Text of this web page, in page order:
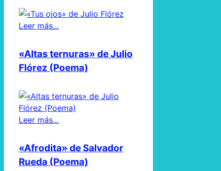
Leer más...
«Altas ternuras» de Julio
Flórez (Poema)
Leer más...
«Afrodita» de Salvador
Rueda (Poema)